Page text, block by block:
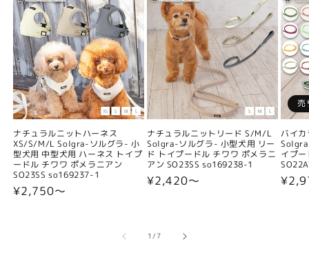
ナチュラルニットハーネス
XS/S/M/L Solgra-ソルグラ- 小
型犬用 中型犬用 ハーネス トイプ
ードル チワワ ポメラニアン
SO23SS so169237-1
通
¥2,750〜
ナチュラルニットリード S/M/L
Solgra-ソルグラ- 小型犬用 リー
ド トイプードル チワワ ポメラニ
アン SO23SS so169238-1
通
¥2,420〜
売
バイ
イプ
通
1/の
7